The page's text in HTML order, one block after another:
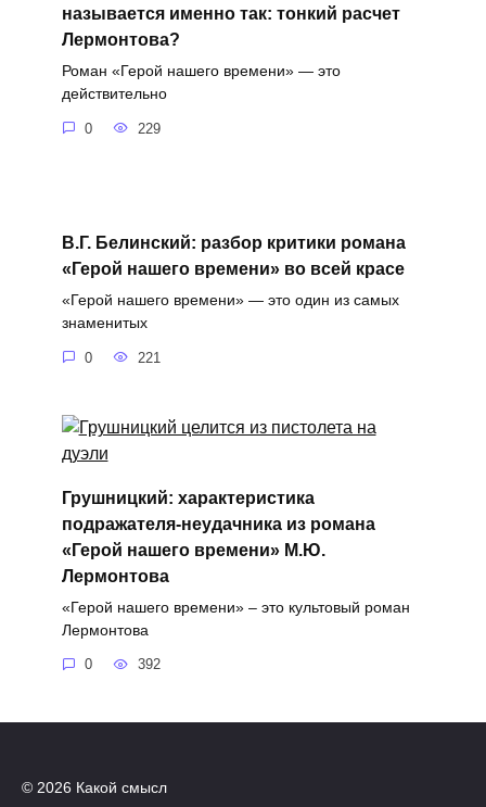
называется именно так: тонкий расчет
Лермонтова?
Роман «Герой нашего времени» — это
действительно
0 229
В.Г. Белинский: разбор критики романа
«Герой нашего времени» во всей красе
«Герой нашего времени» — это один из самых
знаменитых
0 221
Грушницкий: характеристика
подражателя-неудачника из романа
«Герой нашего времени» М.Ю.
Лермонтова
«Герой нашего времени» – это культовый роман
Лермонтова
0 392
© 2026 Какой смысл